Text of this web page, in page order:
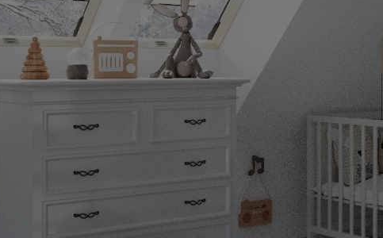
Sterownik VTS Volcano EC
367,77 zł
249,00 zł
Okno do płaskiego dachu Fakro
DXC-M P2 140x140
5 814,21 zł
4 239,00 zł